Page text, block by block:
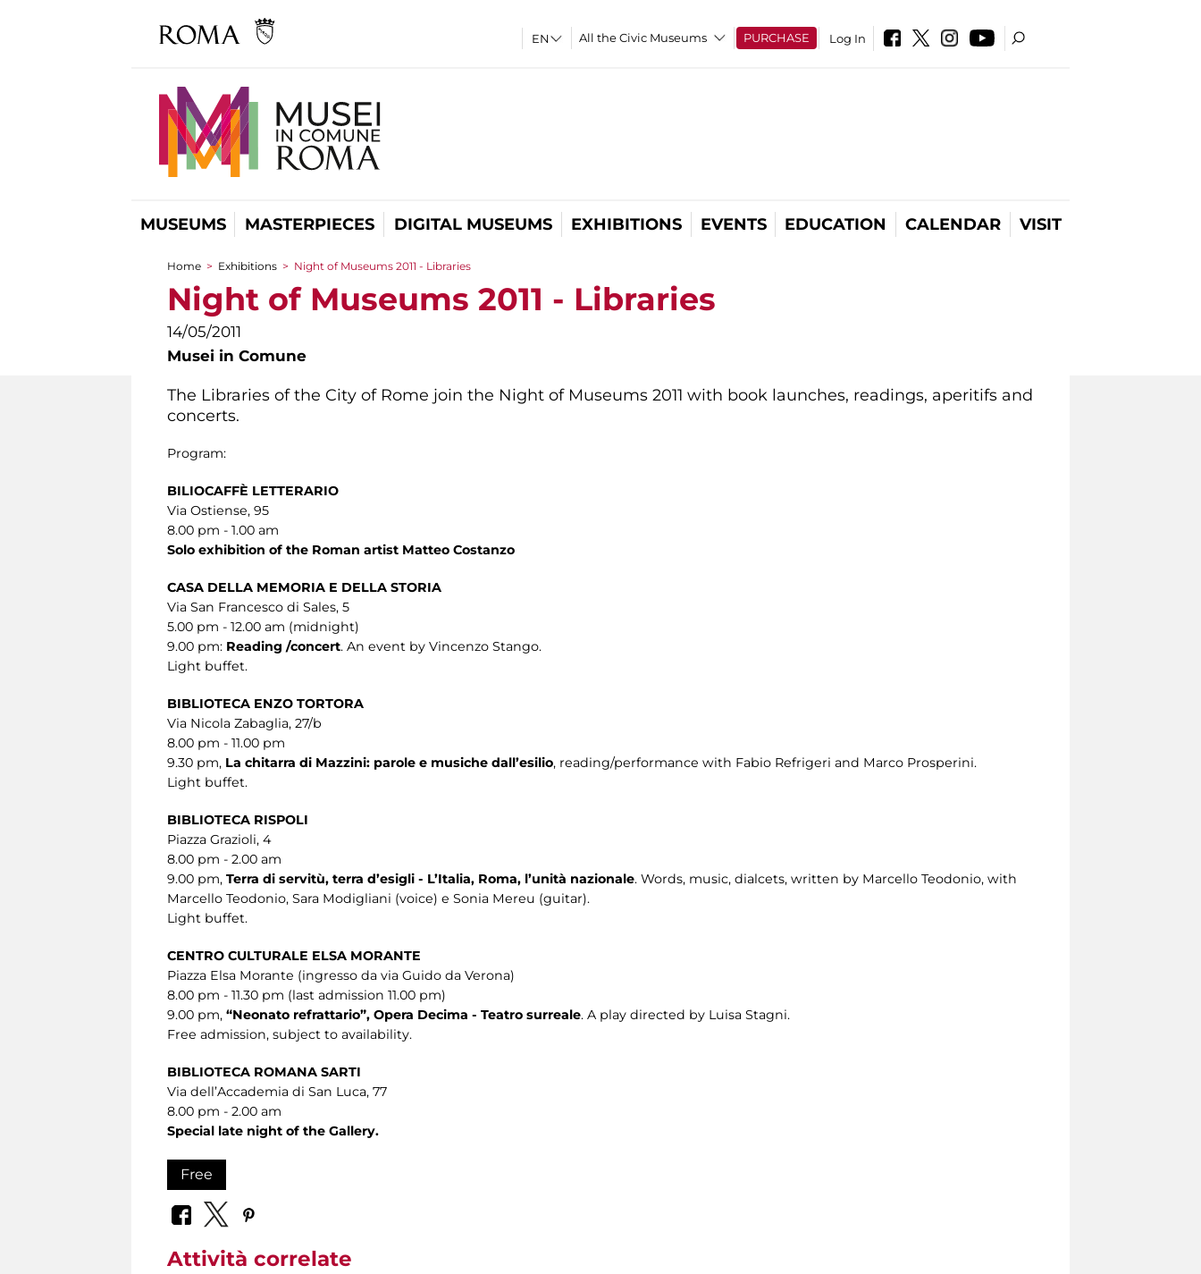
All the Civic Museums PURCHASE Log In
MUSEUMS MASTERPIECES DIGITAL MUSEUMS EXHIBITIONS EVENTS EDUCATION CALENDAR VISIT
You are here
Home > Exhibitions > Night of Museums 2011 - Libraries
Night of Museums 2011 - Libraries
14/05/2011
Musei in Comune
The Libraries of the City of Rome join the Night of Museums 2011 with book launches, readings, aperitifs and
concerts.
Program:
BILIOCAFFÈ LETTERARIO
Via Ostiense, 95
8.00 pm - 1.00 am
Solo exhibition of the Roman artist Matteo Costanzo
CASA DELLA MEMORIA E DELLA STORIA
Via San Francesco di Sales, 5
5.00 pm - 12.00 am (midnight)
9.00 pm: Reading /concert. An event by Vincenzo Stango.
Light buffet.
BIBLIOTECA ENZO TORTORA
Via Nicola Zabaglia, 27/b
8.00 pm - 11.00 pm
9.30 pm, La chitarra di Mazzini: parole e musiche dall’esilio, reading/performance with Fabio Refrigeri and Marco Prosperini.
Light buffet.
BIBLIOTECA RISPOLI
Piazza Grazioli, 4
8.00 pm - 2.00 am
9.00 pm, Terra di servitù, terra d’esigli - L’Italia, Roma, l’unità nazionale. Words, music, dialcets, written by Marcello Teodonio, with
Marcello Teodonio, Sara Modigliani (voice) e Sonia Mereu (guitar).
Light buffet.
CENTRO CULTURALE ELSA MORANTE
Piazza Elsa Morante (ingresso da via Guido da Verona)
8.00 pm - 11.30 pm (last admission 11.00 pm)
9.00 pm, “Neonato refrattario”, Opera Decima - Teatro surreale. A play directed by Luisa Stagni.
Free admission, subject to availability.
BIBLIOTECA ROMANA SARTI
Via dell’Accademia di San Luca, 77
8.00 pm - 2.00 am
Special late night of the Gallery.
Free
Attività correlate